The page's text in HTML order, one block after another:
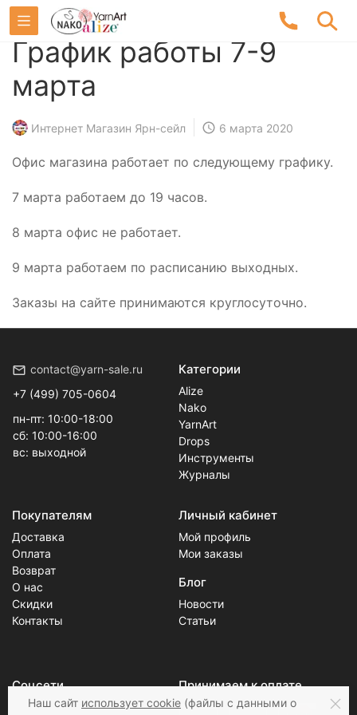
График работы 7-9
марта
Интернет Магазин Ярн-сейл 6 марта 2020
Офис магазина работает по следующему графику.
7 марта работаем до 19 часов.
8 марта офис не работает.
9 марта работаем по расписанию выходных.
Заказы на сайте принимаются круглосуточно.
contact@yarn-sale.ru
+7 (499) 705-0604
пн-пт: 10:00-18:00
сб: 10:00-16:00
вс: выходной
Категории
Alize
Nako
YarnArt
Drops
Инструменты
Журналы
Покупателям
Доставка
Оплата
Возврат
О нас
Скидки
Контакты
Личный кабинет
Мой профиль
Мои заказы
Блог
Новости
Статьи
Соцсети Принимаем к оплате
Наш сайт использует cookie (файлы с данными о